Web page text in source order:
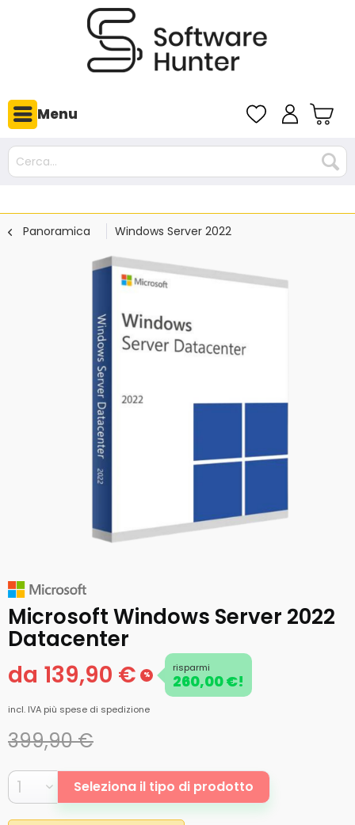
Menu
Panoramica Windows Server 2022
Microsoft Windows Server 2022
Datacenter
da 139,90 € %
risparmi
260,00 €!
incl. IVA più spese di spedizione
399,90 €
Seleziona il tipo di prodotto